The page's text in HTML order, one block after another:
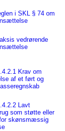
i SKL § 74 om
vedrørende
Krav om
af et ført og
Lavt
som støtte eller
skønsmæssig